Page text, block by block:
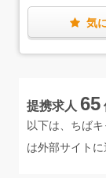
と思い
関連の
整理整頓
気
提携求人 65
以下は、ちば
は外部サイトに